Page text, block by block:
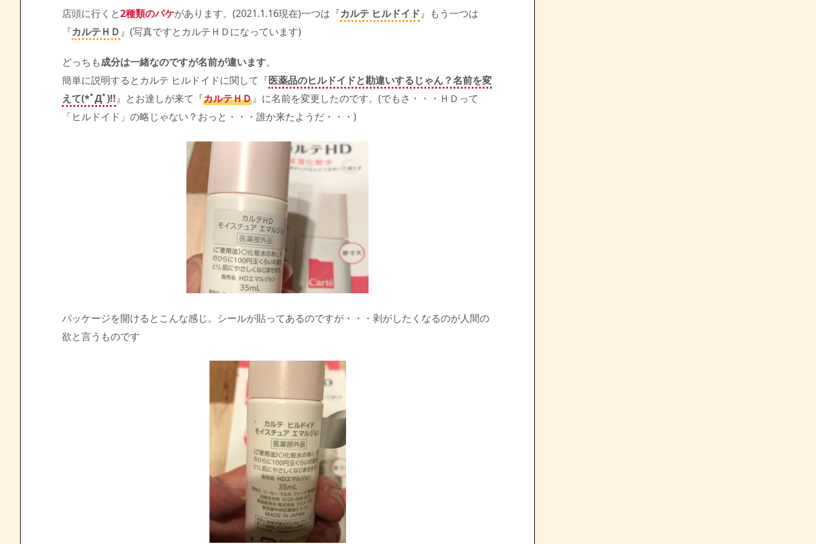
店頭に行くと2種類のパケがあります。(2021.1.16現在)一つは『カルテ ヒルドイド』もう一つは
『カルテＨＤ 』(写真ですとカルテＨＤになっています)
どっちも成分は一緒なのですが名前が違います。
簡単に説明するとカルテ ヒルドイドに関して『医薬品のヒルドイドと勘違いするじゃん？名前を変
えて(*ﾟДﾟ)!!』とお達しが来て『カルテＨＤ』に名前を変更したのです。(でもさ・・・ＨＤって
「ヒルドイド」の略じゃない？おっと・・・誰か来たようだ・・・)
パッケージを開けるとこんな感じ。シールが貼ってあるのですが・・・剥がしたくなるのが人間の
欲と言うものです